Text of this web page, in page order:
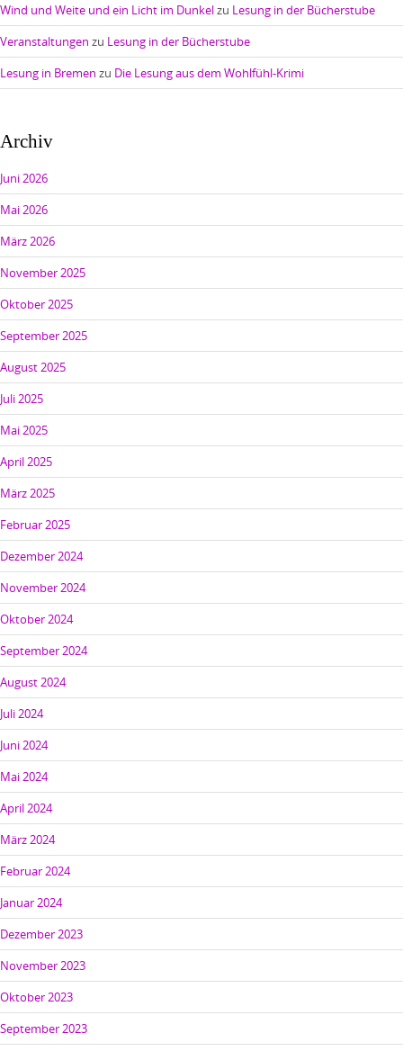
Wind und Weite und ein Licht im Dunkelzu Lesung in der Bücherstube
Veranstaltungen zu Lesung in der Bücherstube
Lesung in Bremen zu Die Lesung aus dem Wohlfühl-Krimi
Archiv
Juni 2026
Mai 2026
März 2026
November 2025
Oktober 2025
September 2025
August 2025
Juli 2025
Mai 2025
April 2025
März 2025
Februar 2025
Dezember 2024
November 2024
Oktober 2024
September 2024
August 2024
Juli 2024
Juni 2024
Mai 2024
April 2024
März 2024
Februar 2024
Januar 2024
Dezember 2023
November 2023
Oktober 2023
September 2023